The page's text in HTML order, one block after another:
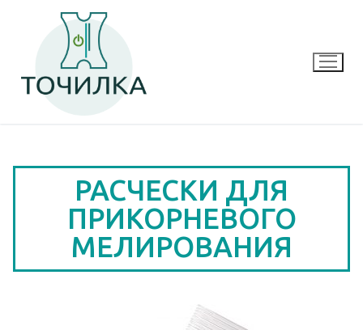
РАСЧЕСКИ ДЛЯ
ПРИКОРНЕВОГО
МЕЛИРОВАНИЯ